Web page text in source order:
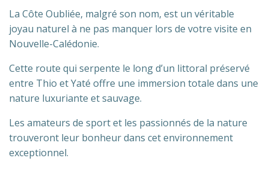
La Côte Oubliée, malgré son nom, est un véritable
joyau naturel à ne pas manquer lors de votre visite en
Nouvelle-Calédonie.
Cette route qui serpente le long d’un littoral préservé
entre Thio et Yaté offre une immersion totale dans une
nature luxuriante et sauvage.
Les amateurs de sport et les passionnés de la nature
trouveront leur bonheur dans cet environnement
exceptionnel.